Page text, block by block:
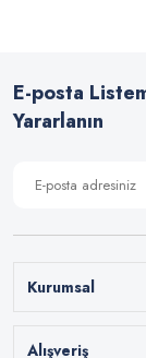
E-posta
Yararlanın
Kurumsal
Alışveriş